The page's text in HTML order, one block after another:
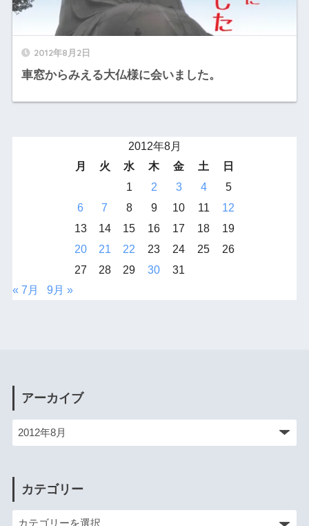
2012年8月2日
車窓からみえる大仏様に会いました。
2012年8月
月
火 水 木 金 土
日
1
2 3 4
5
6
7 8 9 10 11
12
13
14 15 16 17 18
19
20
21 22 23 24 25
26
27
28 29 30
31
« 7月
9月 »
アーカイブ
カテゴリー